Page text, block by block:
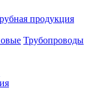
продукция
Трубопроводы